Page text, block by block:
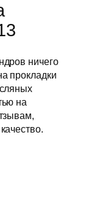
ничего
прокладки
на